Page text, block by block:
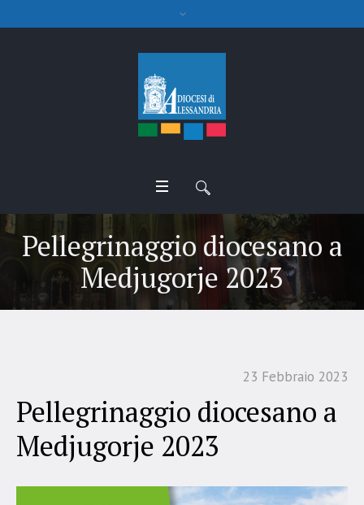
Pellegrinaggio diocesano a
Medjugorje 2023
23 Febbraio 2023
Pellegrinaggio diocesano a
Medjugorje 2023